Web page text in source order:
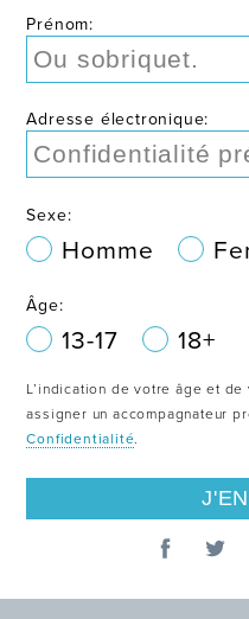
Prénom:
Adresse électronique:
Sexe:
Homme
Âge:
13-17 18+
L’indication de votre âge et
assigner un accompagnateur
Confidentialité.